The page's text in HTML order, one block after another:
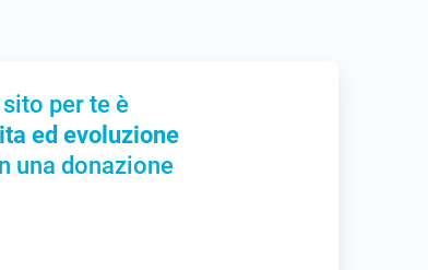
per te è
ed evoluzione
una donazione